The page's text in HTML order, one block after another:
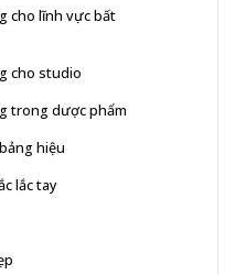
cho lĩnh vực bất
cho studio
trong dược phẩm
hiệu
lắc tay